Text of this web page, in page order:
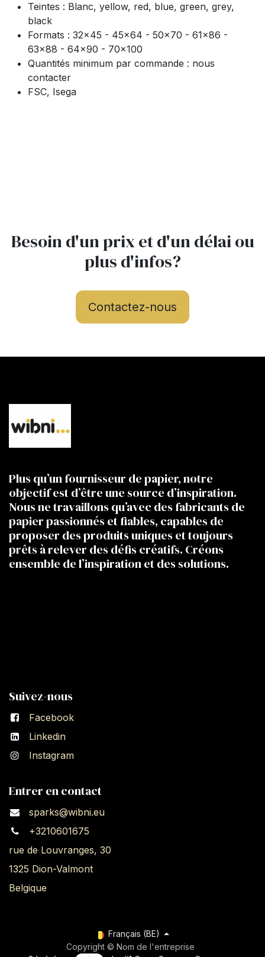
Teintes : Blanc, yellow, red, blue, green, grey,
black
Formats : 32x45 - 45x64 - 50x70 - 61x86 -
63x88 - 64x90 - 70x100
Quantités minimum par commande : nous
contacter
FSC, Isega
Besoin d'un prix et d'un délai ou
plus d'infos?
Contactez-nous
Plus qu’un fournisseur de papier, notre
objectif est d’être une source d’inspiration.
Nous ne travaillons qu’avec des fabricants de
papier passionnés et fiables, capables de
proposer des produits uniques et toujours
prêts à relever des défis créatifs. Créons
ensemble de l’inspiration et des solutions.
Suivez-nous
Facebook
Linkedin
Instagram
Entrer en contact
sparks@wibni.eu
+3210601675
rue de Louvranges, 30
1325 Dion-Valmont
Belgique
Copyright © Nom de l'entreprise
Français (BE)